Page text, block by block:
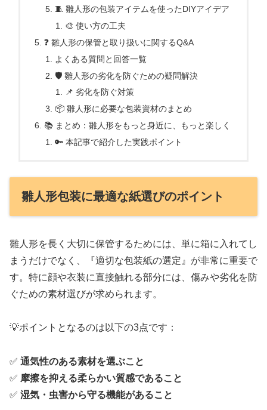
🧵 雛人形の包装アイテムを使ったDIYアイデア
🎨 使い方の工夫
❓ 雛人形の保管と取り扱いに関するQ&A
よくある質問と回答一覧
🛡 雛人形の劣化を防ぐための疑問解決
📌 劣化を防ぐ対策
📦 雛人形に必要な包装資材のまとめ
📚 まとめ：雛人形をもっと身近に、もっと楽しく
🔑 本記事で紹介した実践ポイント
雛人形包装に最適な紙選びのポイント
雛人形を長く大切に保管するためには、単に箱に入れてし
まうだけでなく、『適切な包装紙の選定』が非常に重要で
す。特に顔や衣装に直接触れる部分には、傷みや劣化を防
ぐための素材選びが求められます。
💡ポイントとなるのは以下の3点です：
✅ 通気性のある素材を選ぶこと
✅ 摩擦を抑える柔らかい質感であること
✅ 湿気・虫害から守る機能があること